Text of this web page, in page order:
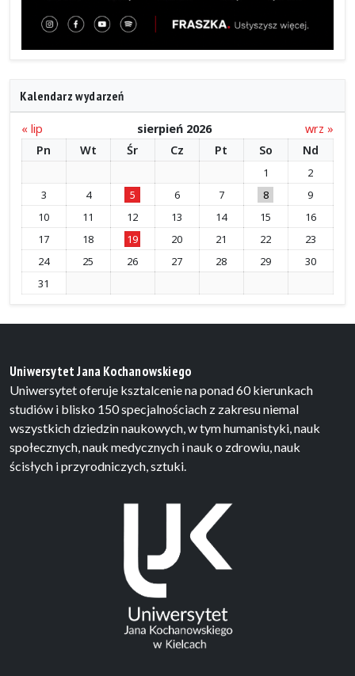
Kalendarz wydarzeń
« lip sierpień 2026
wrz »
Pn
Wt Śr Cz Pt So Nd
1
2
3
4 5 6 7 8
9
10
11 12 13 14 15
16
17
18 19 20 21 22
23
24
25 26 27 28 29
30
31
Uniwersytet Jana Kochanowskiego
Uniwersytet oferuje ksztalcenie na ponad 60 kierunkach
studiów i blisko 150 specjalnościach z zakresu niemal
wszystkich dziedzin naukowych, w tym humanistyki, nauk
społecznych, nauk medycznych i nauk o zdrowiu, nauk
ścisłych i przyrodniczych, sztuki.